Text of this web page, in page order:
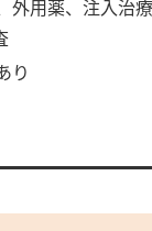
外用薬、注入治
り